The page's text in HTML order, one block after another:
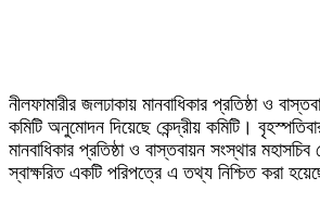
নীলফামারীর জলঢাকায় মানবাধিকার প্রতিষ্ঠা ও
কমিটি অনুমোদন দিয়েছে কেন্দ্রীয় কমিটি।
মানবাধিকার প্রতিষ্ঠা ও বাস্তবায়ন সংস্থার
স্বাক্ষরিত একটি পরিপত্রে এ তথ্য নিশ্চিত করা